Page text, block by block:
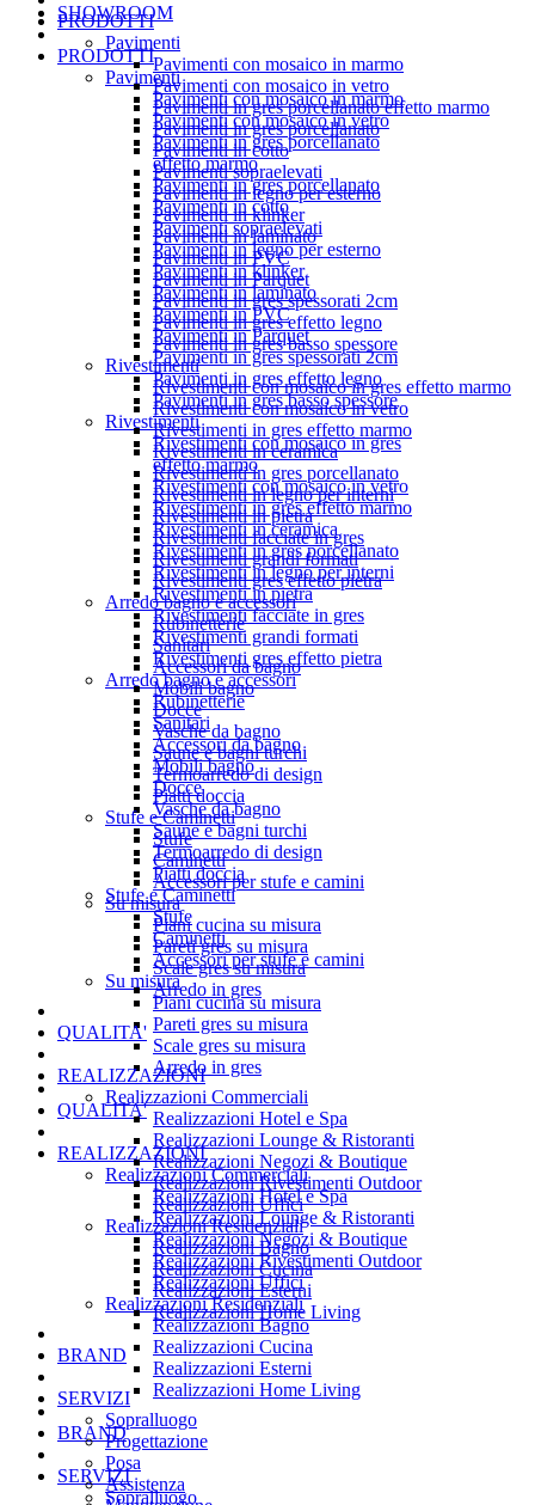
SHOWROOM
PRODOTTI
Pavimenti
Pavimenti con mosaico in marmo
Pavimenti con mosaico in vetro
Pavimenti in gres porcellanato
effetto marmo
Pavimenti in gres porcellanato
Pavimenti in cotto
Pavimenti sopraelevati
Pavimenti in legno per esterno
Pavimenti in klinker
Pavimenti in laminato
Pavimenti in PVC
Pavimenti in Parquet
Pavimenti in gres spessorati 2cm
Pavimenti in gres effetto legno
Pavimenti in gres basso spessore
Rivestimenti
Rivestimenti con mosaico in gres
effetto marmo
Rivestimenti con mosaico in vetro
Rivestimenti in gres effetto marmo
Rivestimenti in ceramica
Rivestimenti in gres porcellanato
Rivestimenti in legno per interni
Rivestimenti in pietra
Rivestimenti facciate in gres
Rivestimenti grandi formati
Rivestimenti gres effetto pietra
Arredo bagno e accessori
Rubinetterie
Sanitari
Accessori da bagno
Mobili bagno
Docce
Vasche da bagno
Saune e bagni turchi
Termoarredo di design
Piatti doccia
Stufe e Caminetti
Stufe
Caminetti
Accessori per stufe e camini
Su misura
Piani cucina su misura
Pareti gres su misura
Scale gres su misura
Arredo in gres
QUALITA'
REALIZZAZIONI
Realizzazioni Commerciali
Realizzazioni Hotel e Spa
Realizzazioni Lounge & Ristoranti
Realizzazioni Negozi & Boutique
Realizzazioni Rivestimenti Outdoor
Realizzazioni Uffici
Realizzazioni Residenziali
Realizzazioni Bagno
Realizzazioni Cucina
Realizzazioni Esterni
Realizzazioni Home Living
BRAND
SERVIZI
Sopralluogo
PRODOTTI
Pavimenti
Pavimenti con mosaico in marmo
Pavimenti con mosaico in vetro
Pavimenti in gres porcellanato effetto marmo
Pavimenti in gres porcellanato
Pavimenti in cotto
Pavimenti sopraelevati
Pavimenti in legno per esterno
Pavimenti in klinker
Pavimenti in laminato
Pavimenti in PVC
Pavimenti in Parquet
Pavimenti in gres spessorati 2cm
Pavimenti in gres effetto legno
Pavimenti in gres basso spessore
Rivestimenti
Rivestimenti con mosaico in gres effetto marmo
Rivestimenti con mosaico in vetro
Rivestimenti in gres effetto marmo
Rivestimenti in ceramica
Rivestimenti in gres porcellanato
Rivestimenti in legno per interni
Rivestimenti in pietra
Rivestimenti facciate in gres
Rivestimenti grandi formati
Rivestimenti gres effetto pietra
Arredo bagno e accessori
Rubinetterie
Sanitari
Accessori da bagno
Mobili bagno
Docce
Vasche da bagno
Saune e bagni turchi
Termoarredo di design
Piatti doccia
Stufe e Caminetti
Stufe
Caminetti
Accessori per stufe e camini
Su misura
Piani cucina su misura
Pareti gres su misura
Scale gres su misura
Arredo in gres
QUALITA'
REALIZZAZIONI
Realizzazioni Commerciali
Realizzazioni Hotel e Spa
Realizzazioni Lounge & Ristoranti
Realizzazioni Negozi & Boutique
Realizzazioni Rivestimenti Outdoor
Realizzazioni Uffici
Realizzazioni Residenziali
Realizzazioni Bagno
Realizzazioni Cucina
Realizzazioni Esterni
Realizzazioni Home Living
BRAND
SERVIZI
Sopralluogo
Progettazione
Posa
Assistenza